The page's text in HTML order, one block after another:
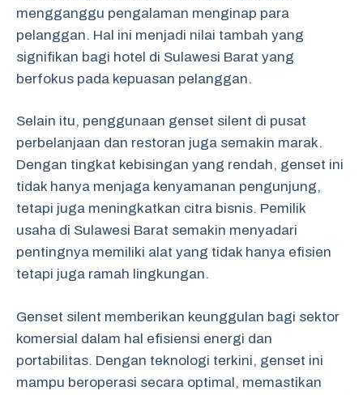
mengganggu pengalaman menginap para
pelanggan. Hal ini menjadi nilai tambah yang
signifikan bagi hotel di Sulawesi Barat yang
berfokus pada kepuasan pelanggan.
Selain itu, penggunaan genset silent di pusat
perbelanjaan dan restoran juga semakin marak.
Dengan tingkat kebisingan yang rendah, genset ini
tidak hanya menjaga kenyamanan pengunjung,
tetapi juga meningkatkan citra bisnis. Pemilik
usaha di Sulawesi Barat semakin menyadari
pentingnya memiliki alat yang tidak hanya efisien
tetapi juga ramah lingkungan.
Genset silent memberikan keunggulan bagi sektor
komersial dalam hal efisiensi energi dan
portabilitas. Dengan teknologi terkini, genset ini
mampu beroperasi secara optimal, memastikan